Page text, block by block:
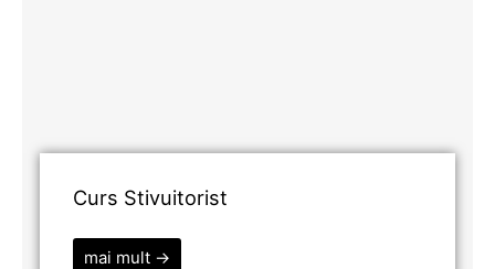
Curs Stivuitorist
mai mult →